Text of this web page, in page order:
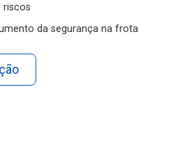
riscos
da segurança na frota